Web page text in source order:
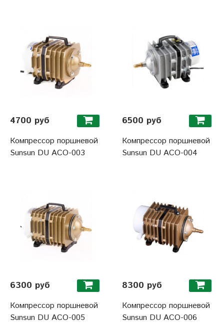
4700 руб
Компрессор поршневой
Sunsun DU ACO-003
6500 руб
Компрессор поршневой
Sunsun DU ACO-004
6300 руб
Компрессор поршневой
Sunsun DU ACO-005
8300 руб
Компрессор поршневой
Sunsun DU ACO-006